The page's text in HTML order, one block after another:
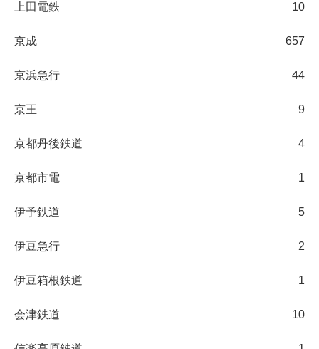
上田電鉄 10
京成 657
京浜急行 44
京王 9
京都丹後鉄道 4
京都市電 1
伊予鉄道 5
伊豆急行 2
伊豆箱根鉄道 1
会津鉄道 10